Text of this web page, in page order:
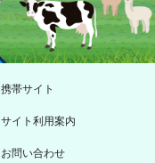
携帯サイト
サイト利用案内
お問い合わせ